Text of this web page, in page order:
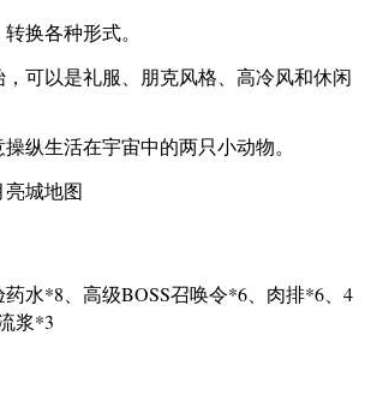
换各种形式。
以是礼服、朋克风格、高冷风和休闲
生活在宇宙中的两只小动物。
城地图
水*8、高级BOSS召唤令*6、肉排*6、4
浆*3